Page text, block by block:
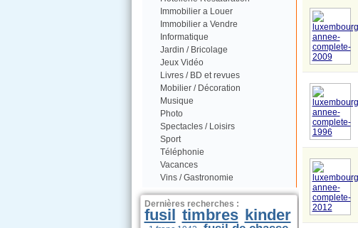
Immobilier a Louer
Immobilier a Vendre
Informatique
Jardin / Bricolage
Jeux Vidéo
Livres / BD et revues
Mobilier / Décoration
Musique
Photo
Spectacles / Loisirs
Sport
Téléphonie
Vacances
Vins / Gastronomie
Dernières recherches :
fusil timbres kinder